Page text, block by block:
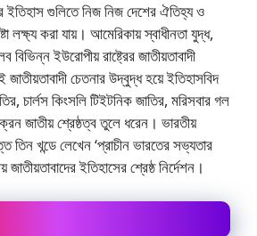
ইতিহাস গুলিতে নিজ নিজ দেশের ঐতিহ্য ও
লক্ষ্য করা যায়। আমেরিকায় স্বাধীনতা যুদ্ধ,
ইউরোপীয় রাষ্ট্রের জাতীয়তাবাদী
চেতনার উদ্বুদ্ধ হয়ে ইতিহাসবিদ
চার্লস কিংসলি টিইটনিক জাতির, মরিসবার গল
জাতীয় শ্রেষ্ঠত্ব তুলে ধরেন। ভারতীয়
তিন খন্ডে লেখেন ‘প্রাচীন ভারতের সভ্যতার
ইতিহাসের শ্রেষ্ঠ নির্দেশন।